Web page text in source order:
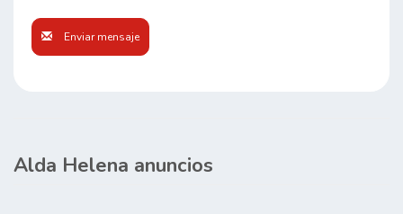
Enviar mensaje
Alda Helena anuncios